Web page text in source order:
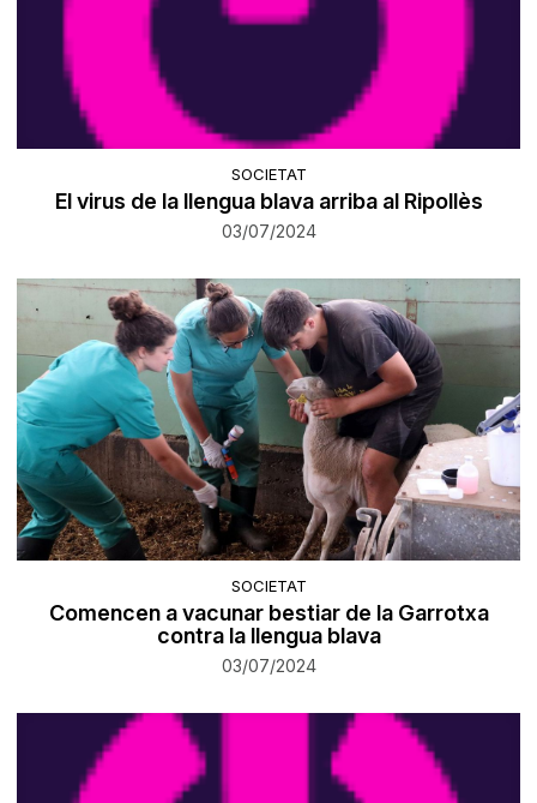
SOCIETAT
El virus de la llengua blava arriba al Ripollès
03/07/2024
SOCIETAT
Comencen a vacunar bestiar de la Garrotxa
contra la llengua blava
03/07/2024